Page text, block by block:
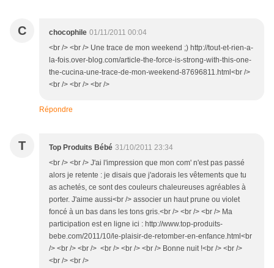
C chocophile 01/11/2011 00:04
<br /> <br /> Une trace de mon weekend ;) http://tout-et-rien-a-
la-fois.over-blog.com/article-the-force-is-strong-with-this-one-
the-cucina-une-trace-de-mon-weekend-87696811.html<br />
<br /> <br /> <br />
Répondre
T Top Produits Bébé 31/10/2011 23:34
<br /> <br /> J'ai l'impression que mon com' n'est pas passé
alors je retente : je disais que j'adorais les vêtements que tu
as achetés, ce sont des couleurs chaleureuses agréables à
porter. J'aime aussi<br /> associer un haut prune ou violet
foncé à un bas dans les tons gris.<br /> <br /> <br /> Ma
participation est en ligne ici : http://www.top-produits-
bebe.com/2011/10/le-plaisir-de-retomber-en-enfance.html<br
/> <br /> <br /> <br /> <br /> <br /> Bonne nuit !<br /> <br />
<br /> <br />